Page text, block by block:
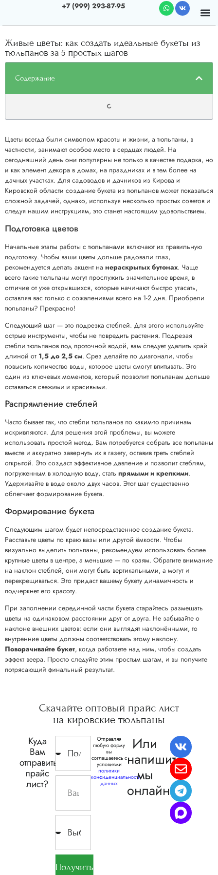
+7 (999) 293-87-95
Живые цветы: как создать идеальные букеты из
тюльпанов за 5 простых шагов
Содержание
Цветы всегда были символом красоты и жизни, а тюльпаны, в
частности, занимают особое место в сердцах людей. На
сегодняшний день они популярны не только в качестве подарка, но
и как элемент декора в домах, на праздниках и в тем более на
дачных участках. Для садоводов и дачников из Кирова и
Кировской области создание букета из тюльпанов может показаться
сложной задачей, однако, используя несколько простых советов и
следуя нашим инструкциям, это станет настоящим удовольствием.
Подготовка цветов
Начальные этапы работы с тюльпанами включают их правильную
подготовку. Чтобы ваши цветы дольше радовали глаз,
рекомендуется делать акцент на нераскрытых бутонах. Чаще
всего такие тюльпаны могут прослужить значительное время, в
отличие от уже открывшихся, которые начинают быстро угасать,
оставляя вас только с сожалениями всего на 1-2 дня. Приобрели
тюльпаны? Прекрасно!
Следующий шаг — это подрезка стеблей. Для этого используйте
острые инструменты, чтобы не повредить растения. Подрезая
стебли тюльпанов под проточной водой, вам следует удалить край
длиной от 1,5 до 2,5 см. Срез делайте по диагонали, чтобы
повысить количество воды, которое цветы смогут впитывать. Это
один из ключевых моментов, который позволит тюльпанам дольше
оставаться свежими и красивыми.
Распрямление стеблей
Часто бывает так, что стебли тюльпанов по каким-то причинам
искривляются. Для решения этой проблемы, вы можете
использовать простой метод. Вам потребуется собрать все тюльпаны
вместе и аккуратно завернуть их в газету, оставив треть стеблей
открытой. Это создаст эффективное давление и позволит стеблям,
погруженным в холодную воду, стать прямыми и крепкими.
Удерживайте в воде около двух часов. Этот шаг существенно
облегчает формирование букета.
Формирование букета
Следующим шагом будет непосредственное создание букета.
Расставьте цветы по краю вазы или другой ёмкости. Чтобы
визуально выделить тюльпаны, рекомендуем использовать более
крупные цветы в центре, а меньшие — по краям. Обратите внимание
на наклон стеблей, они могут быть вертикальными, а могут и
перекрещиваться. Это придаст вашему букету динамичность и
подчеркнет его красоту.
При заполнении серединной части букета старайтесь размещать
цветы на одинаковом расстоянии друг от друга. Не забывайте о
наклоне внешних цветов: если они выглядят наклонёнными, то
внутренние цветы должны соответствовать этому наклону.
Поворачивайте букет, когда работаете над ним, чтобы создать
эффект веера. Просто следуйте этим простым шагам, и вы получите
потрясающий финальный результат.
Скачайте оптовый прайс лист
на кировские тюльпаны
Куда
Вам
отправить
прайс
лист?
Получить
Отправляя
любую форму
вы
соглашаетесь с
условиями
политики
конфиденциальности
данных
Или
напишите,
мы
онлайн